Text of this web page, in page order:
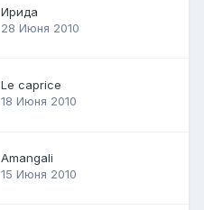
Ирида
28 Июня 2010
Le caprice
18 Июня 2010
Amangali
15 Июня 2010